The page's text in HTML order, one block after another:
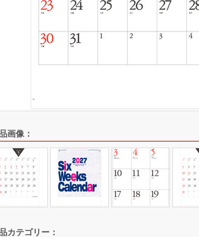
画像：
カテゴリー：